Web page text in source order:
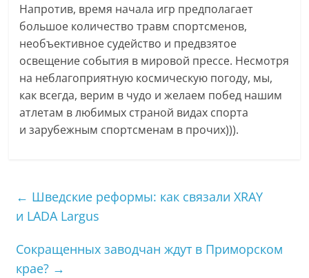
Напротив, время начала игр предполагает
большое количество травм спортсменов,
необъективное судейство и предвзятое
освещение события в мировой прессе. Несмотря
на неблагоприятную космическую погоду, мы,
как всегда, верим в чудо и желаем побед нашим
атлетам в любимых страной видах спорта
и зарубежным спортсменам в прочих))).
← Шведские реформы: как связали XRAY
и LADA Largus
Сокращенных заводчан ждут в Приморском
крае? →